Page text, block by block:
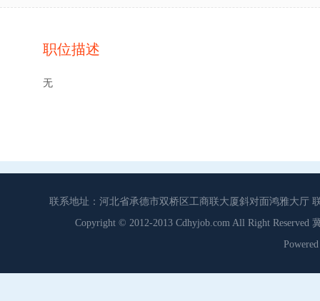
职位描述
无
联系地址：河北省承德市双桥区工商联大厦斜对面鸿雅大厅
Copyright © 2012-2013 Cdhyjob.com All Right Reserved